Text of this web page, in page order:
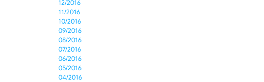
12/2016
11/2016
10/2016
09/2016
08/2016
07/2016
06/2016
05/2016
04/2016